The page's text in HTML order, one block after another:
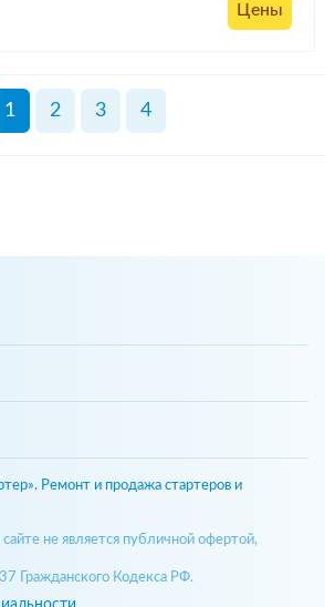
Цены
1 2 3 4
Ремонт и продажа стартеров и
не является публичной офертой,
Гражданского Кодекса РФ.